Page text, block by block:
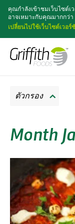
คุณกำลังเข้าชมเว็บไซต์เ
อาจเหมาะกับคุณมากกว่า
เปลี่ยนไปใช้เว็บไซต์เวอร์
Month
ตัวกรอง